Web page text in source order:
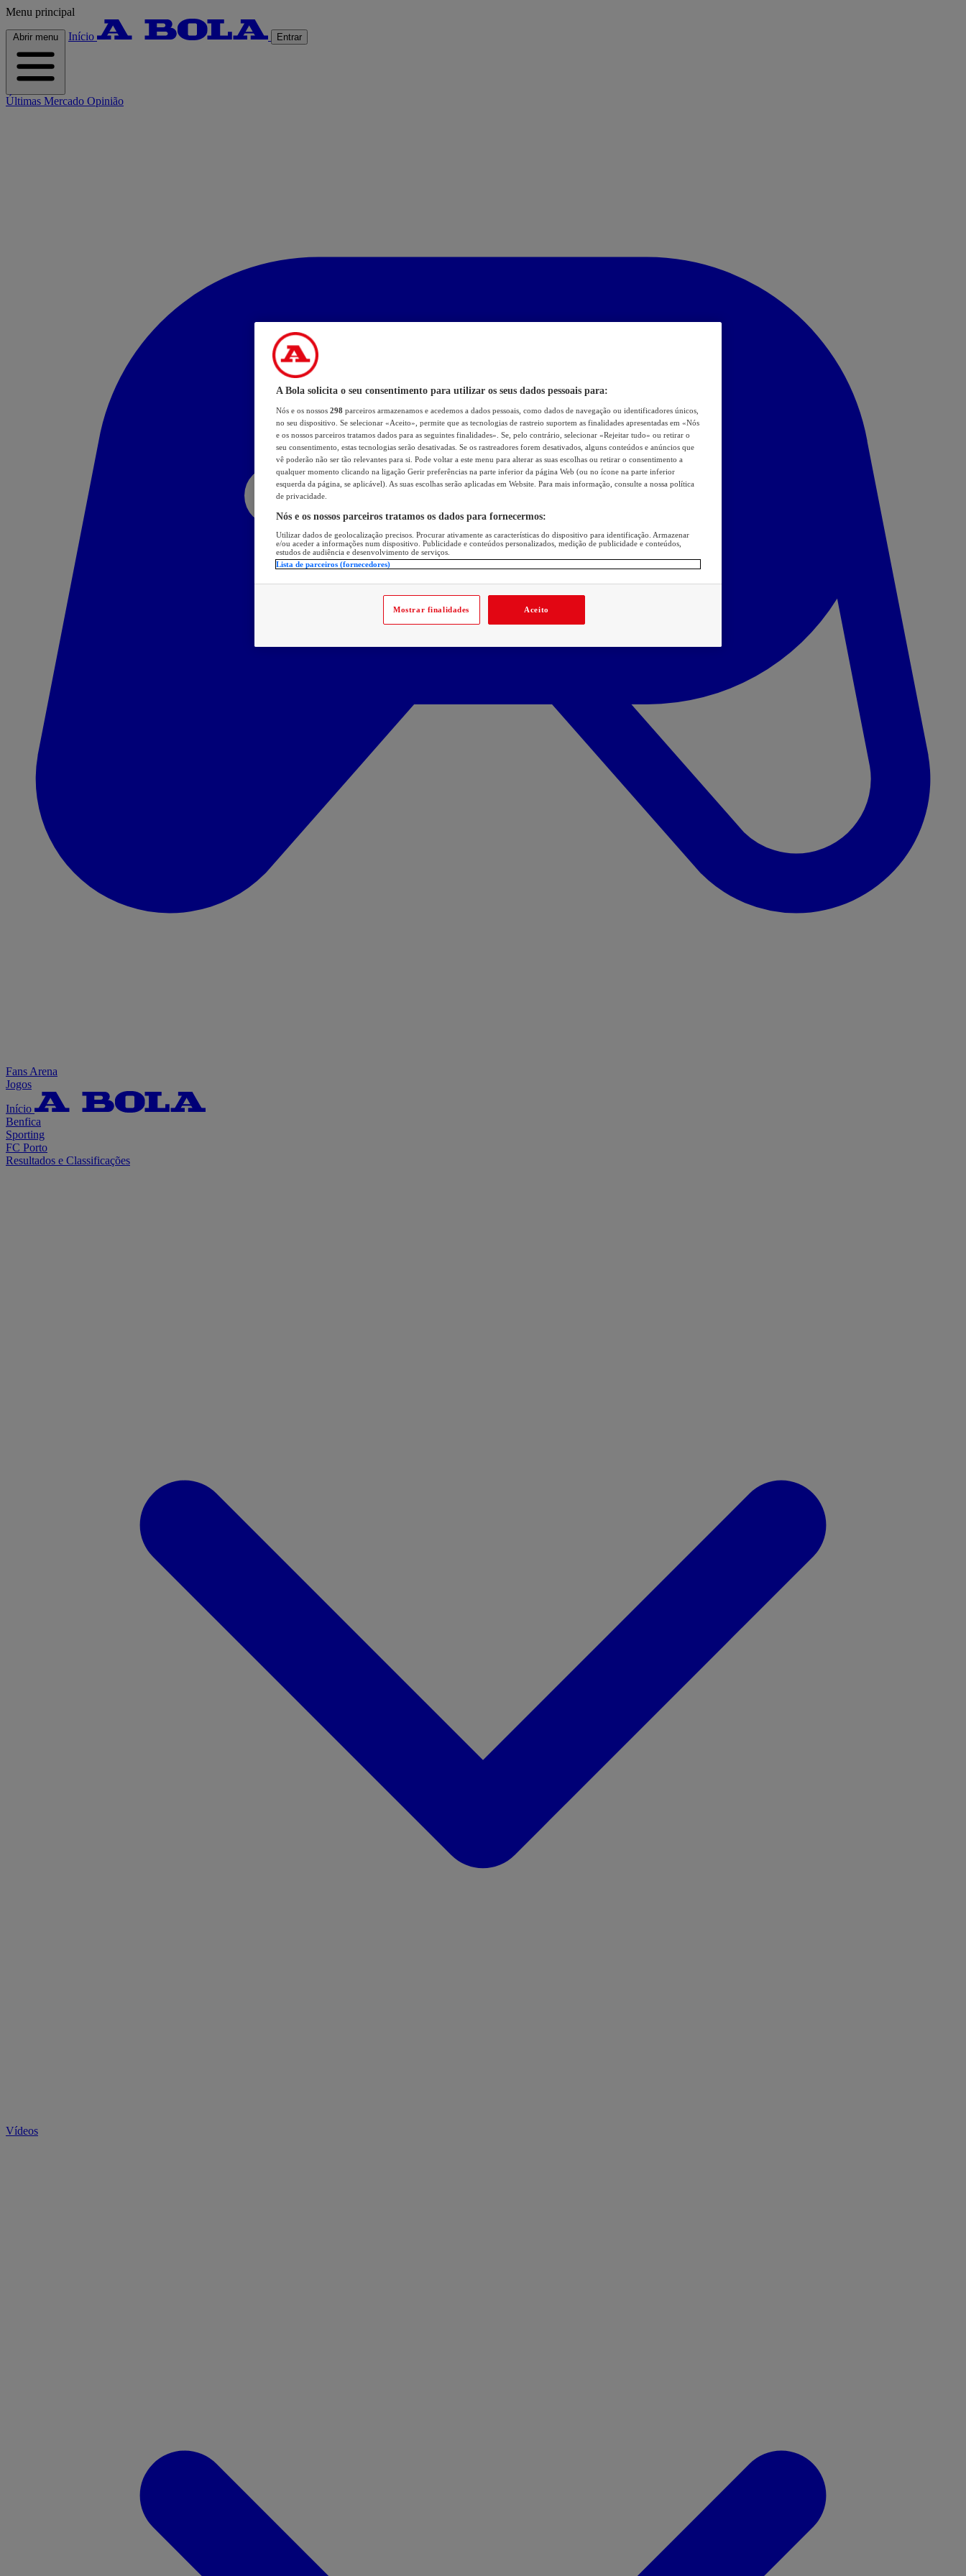
Menu principal
Abrir menu Início Entrar
Últimas Mercado Opinião
Fans Arena
Jogos
Início
Benfica
Sporting
FC Porto
Resultados e Classificações
Vídeos
A Bola solicita o seu consentimento para utilizar os seus dados pessoais para:
Nós e os nossos 298 parceiros armazenamos e acedemos a dados pessoais, como dados de navegação ou identificadores únicos,
no seu dispositivo. Se selecionar «Aceito», permite que as tecnologias de rastreio suportem as finalidades apresentadas em «Nós
e os nossos parceiros tratamos dados para as seguintes finalidades». Se, pelo contrário, selecionar «Rejeitar tudo» ou retirar o
seu consentimento, estas tecnologias serão desativadas. Se os rastreadores forem desativados, alguns conteúdos e anúncios que
vê poderão não ser tão relevantes para si. Pode voltar a este menu para alterar as suas escolhas ou retirar o consentimento a
qualquer momento clicando na ligação Gerir preferências na parte inferior da página Web (ou no ícone na parte inferior
esquerda da página, se aplicável). As suas escolhas serão aplicadas em Website. Para mais informação, consulte a nossa política
de privacidade.
Nós e os nossos parceiros tratamos os dados para fornecermos:
Utilizar dados de geolocalização precisos. Procurar ativamente as características do dispositivo para identificação. Armazenar
e/ou aceder a informações num dispositivo. Publicidade e conteúdos personalizados, medição de publicidade e conteúdos,
estudos de audiência e desenvolvimento de serviços.
Lista de parceiros (fornecedores)
Mostrar finalidades Aceito